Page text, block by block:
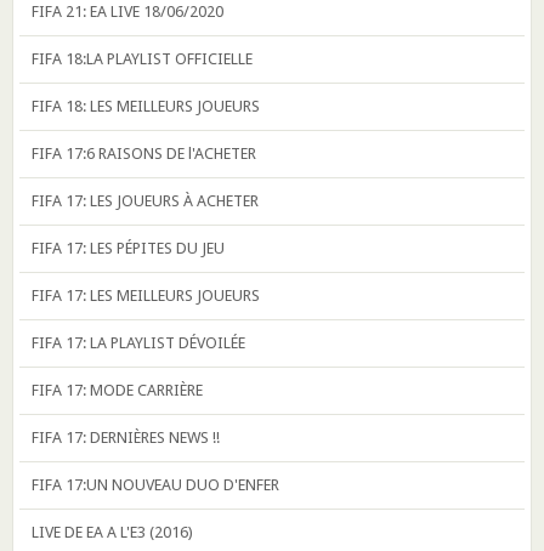
FIFA 21: EA LIVE 18/06/2020
FIFA 18:LA PLAYLIST OFFICIELLE
FIFA 18: LES MEILLEURS JOUEURS
FIFA 17:6 RAISONS DE l'ACHETER
FIFA 17: LES JOUEURS À ACHETER
FIFA 17: LES PÉPITES DU JEU
FIFA 17: LES MEILLEURS JOUEURS
FIFA 17: LA PLAYLIST DÉVOILÉE
FIFA 17: MODE CARRIÈRE
FIFA 17: DERNIÈRES NEWS !!
FIFA 17:UN NOUVEAU DUO D'ENFER
LIVE DE EA A L'E3 (2016)